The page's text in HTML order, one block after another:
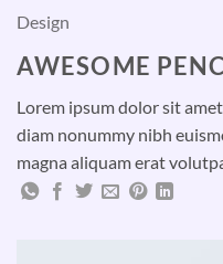
Design
AWESOME
Lorem ipsum dolor sit
diam nonummy nibh
magna aliquam erat